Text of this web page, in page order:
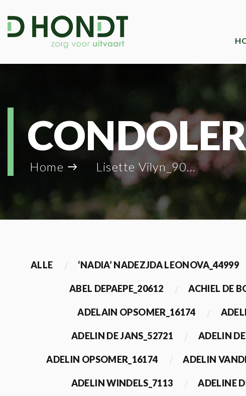
Home Lisette Vilyn_90743
ALLE ‘NADIA’ NADEZJDA LEONOVA_44999
ABEL DEPAEPE_20612 ACHIEL DE
ADELAIN OPSOMER_16174
ADELIN DE JANS_52721 ADELIN
ADELIN OPSOMER_16174 ADELIN
ADELIN WINDELS_7113 ADELINE